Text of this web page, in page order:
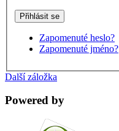
Zapomenuté heslo?
Zapomenuté jméno?
Další záložka
Powered by